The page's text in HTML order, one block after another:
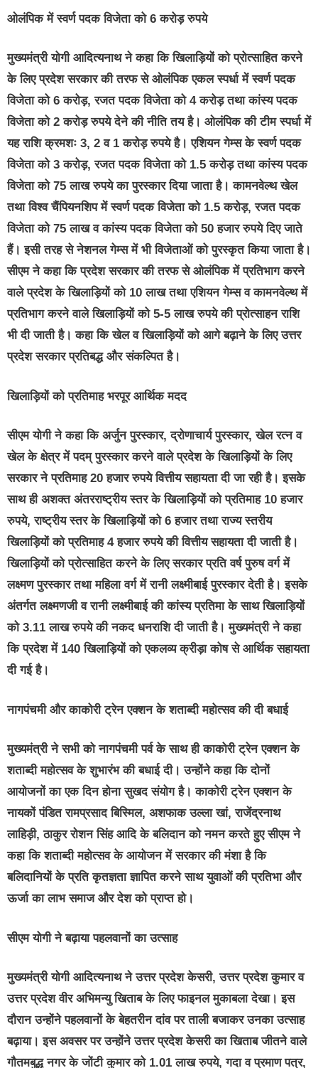
ओलंपिक में स्वर्ण पदक विजेता को 6 करोड़ रुपये
मुख्यमंत्री योगी आदित्यनाथ ने कहा कि खिलाड़ियों को प्रोत्साहित करने
के लिए प्रदेश सरकार की तरफ से ओलंपिक एकल स्पर्धा में स्वर्ण पदक
विजेता को 6 करोड़, रजत पदक विजेता को 4 करोड़ तथा कांस्य पदक
विजेता को 2 करोड़ रुपये देने की नीति तय है। ओलंपिक की टीम स्पर्धा में
यह राशि क्रमशः 3, 2 व 1 करोड़ रुपये है। एशियन गेम्स के स्वर्ण पदक
विजेता को 3 करोड़, रजत पदक विजेता को 1.5 करोड़ तथा कांस्य पदक
विजेता को 75 लाख रुपये का पुरस्कार दिया जाता है। कामनवेल्थ खेल
तथा विश्व चैंपियनशिप में स्वर्ण पदक विजेता को 1.5 करोड़, रजत पदक
विजेता को 75 लाख व कांस्य पदक विजेता को 50 हजार रुपये दिए जाते
हैं। इसी तरह से नेशनल गेम्स में भी विजेताओं को पुरस्कृत किया जाता है।
सीएम ने कहा कि प्रदेश सरकार की तरफ से ओलंपिक में प्रतिभाग करने
वाले प्रदेश के खिलाड़ियों को 10 लाख तथा एशियन गेम्स व कामनवेल्थ में
प्रतिभाग करने वाले खिलाड़ियों को 5-5 लाख रुपये की प्रोत्साहन राशि
भी दी जाती है। कहा कि खेल व खिलाड़ियों को आगे बढ़ाने के लिए उत्तर
प्रदेश सरकार प्रतिबद्ध और संकल्पित है।
खिलाड़ियों को प्रतिमाह भरपूर आर्थिक मदद
सीएम योगी ने कहा कि अर्जुन पुरस्कार, द्रोणाचार्य पुरस्कार, खेल रत्न व
खेल के क्षेत्र में पदम् पुरस्कार करने वाले प्रदेश के खिलाड़ियों के लिए
सरकार ने प्रतिमाह 20 हजार रुपये वित्तीय सहायता दी जा रही है। इसके
साथ ही अशक्त अंतरराष्ट्रीय स्तर के खिलाड़ियों को प्रतिमाह 10 हजार
रुपये, राष्ट्रीय स्तर के खिलाड़ियों को 6 हजार तथा राज्य स्तरीय
खिलाड़ियों को प्रतिमाह 4 हजार रुपये की वित्तीय सहायता दी जाती है।
खिलाड़ियों को प्रोत्साहित करने के लिए सरकार प्रति वर्ष पुरुष वर्ग में
लक्ष्मण पुरस्कार तथा महिला वर्ग में रानी लक्ष्मीबाई पुरस्कार देती है। इसके
अंतर्गत लक्ष्मणजी व रानी लक्ष्मीबाई की कांस्य प्रतिमा के साथ खिलाड़ियों
को 3.11 लाख रुपये की नकद धनराशि दी जाती है। मुख्यमंत्री ने कहा
कि प्रदेश में 140 खिलाड़ियों को एकलव्य क्रीड़ा कोष से आर्थिक सहायता
दी गई है।
नागपंचमी और काकोरी ट्रेन एक्शन के शताब्दी महोत्सव की दी बधाई
मुख्यमंत्री ने सभी को नागपंचमी पर्व के साथ ही काकोरी ट्रेन एक्शन के
शताब्दी महोत्सव के शुभारंभ की बधाई दी। उन्होंने कहा कि दोनों
आयोजनों का एक दिन होना सुखद संयोग है। काकोरी ट्रेन एक्शन के
नायकों पंडित रामप्रसाद बिस्मिल, अशफाक उल्ला खां, राजेंद्रनाथ
लाहिड़ी, ठाकुर रोशन सिंह आदि के बलिदान को नमन करते हुए सीएम ने
कहा कि शताब्दी महोत्सव के आयोजन में सरकार की मंशा है कि
बलिदानियों के प्रति कृतज्ञता ज्ञापित करने साथ युवाओं की प्रतिभा और
ऊर्जा का लाभ समाज और देश को प्राप्त हो।
सीएम योगी ने बढ़ाया पहलवानों का उत्साह
मुख्यमंत्री योगी आदित्यनाथ ने उत्तर प्रदेश केसरी, उत्तर प्रदेश कुमार व
उत्तर प्रदेश वीर अभिमन्यु खिताब के लिए फाइनल मुकाबला देखा। इस
दौरान उन्होंने पहलवानों के बेहतरीन दांव पर ताली बजाकर उनका उत्साह
बढ़ाया। इस अवसर पर उन्होंने उत्तर प्रदेश केसरी का खिताब जीतने वाले
गौतमबुद्ध नगर के जोंटी कुमार को 1.01 लाख रुपये, गदा व प्रमाण पत्र,